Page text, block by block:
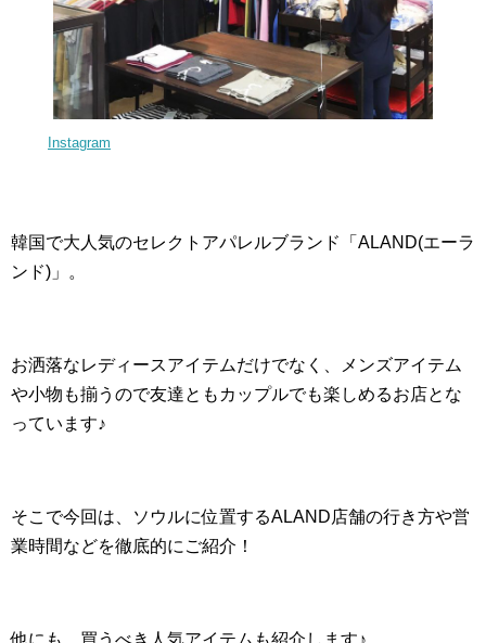
Instagram
韓国で大人気のセレクトアパレルブランド「ALAND(エーラ
ンド)」。
お洒落なレディースアイテムだけでなく、メンズアイテム
や小物も揃うので友達ともカップルでも楽しめるお店とな
っています♪
そこで今回は、ソウルに位置するALAND店舗の行き方や営
業時間などを徹底的にご紹介！